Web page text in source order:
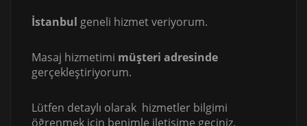
İstanbul geneli hizmet veriyorum.
Masaj hizmetimi müşteri adresinde
gerçekleştiriyorum.
Lütfen detaylı olarak hizmetler bilgimi
öğrenmek için benimle iletişime geçiniz.